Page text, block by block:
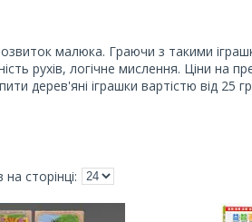
малюка. Граючи з такими
рухів, логічне мислення. Ціни на
дерев'яні іграшки вартістю від 25